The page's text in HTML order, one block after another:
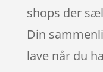
shops der
Din
lave når du